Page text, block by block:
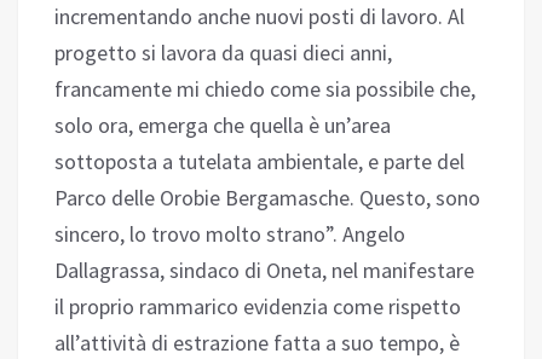
incrementando anche nuovi posti di lavoro. Al
progetto si lavora da quasi dieci anni,
francamente mi chiedo come sia possibile che,
solo ora, emerga che quella è un’area
sottoposta a tutelata ambientale, e parte del
Parco delle Orobie Bergamasche. Questo, sono
sincero, lo trovo molto strano”. Angelo
Dallagrassa, sindaco di Oneta, nel manifestare
il proprio rammarico evidenzia come rispetto
all’attività di estrazione fatta a suo tempo, è